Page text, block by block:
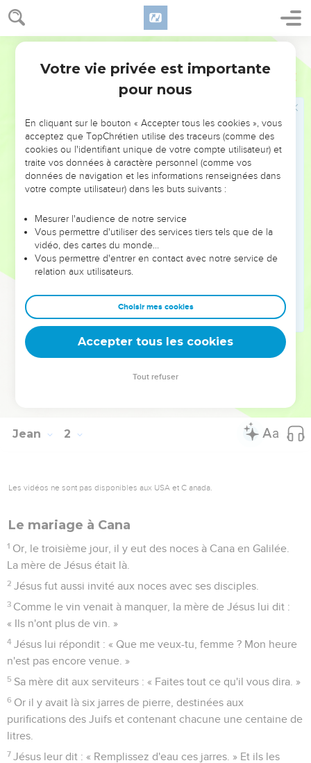
Jean 1
Philippe et Nathanaël
43 Le lendemain, Jésus décida de se rendre en Galilée. Il
Philippe était de Bethsaïda, la ville d'André et de Pierre.
Philippe rencontra Nathanaël et lui dit : « Nous avons
prophètes ont parlé : Jésus de Nazareth, fils de Joseph. »
Nathanaël lui dit : « Peut-il sortir quelque chose de bon de
Nazareth ? » Philippe lui répondit : « Viens et vois. »
Jésus vit Nathanaël s'approcher de lui et dit de lui : « Voici
« D'où me connais-tu ? » lui dit Nathanaël. Jésus lui
répondit : « Avant que Philippe t'appelle, quand tu étais sous
le figuier, je t'ai vu. »
49
roi d'Israël. »
Jésus lui répondit : « Parce que je t'ai dit que je t'ai vu
sous le figuier, tu crois ? Tu verras de plus grandes choses
que celles-ci. »
Il ajouta : « En vérité, en vérité, je vous le dis, vous verrez
Jean 2
Les vidéos ne sont pas disponibles aux USA et C anada.
Le mariage à Cana
1 Or, le troisième jour, il y eut des noces à Cana en Galilée.
La mère de Jésus était là.
2 Jésus fut aussi invité aux noces avec ses disciples.
3 Comme le vin venait à manquer, la mère de Jésus lui dit :
« Ils n'ont plus de vin. »
4 Jésus lui répondit : « Que me veux-tu, femme ? Mon heure
n'est pas encore venue. »
5 Sa mère dit aux serviteurs : « Faites tout ce qu'il vous dira. »
6 Or il y avait là six jarres de pierre, destinées aux
purifications des Juifs et contenant chacune une centaine de
litres.
7 Jésus leur dit : « Remplissez d'eau ces jarres. » Et ils les
Votre vie privée est importante
pour nous
En cliquant sur le bouton « Accepter tous les cookies », vous
acceptez que TopChrétien utilise des traceurs (comme des
cookies ou l'identifiant unique de votre compte utilisateur) et
traite vos données à caractère personnel (comme vos
données de navigation et les informations renseignées dans
votre compte utilisateur) dans les buts suivants :
Mesurer l'audience de notre service
Vous permettre d'utiliser des services tiers tels que de la
vidéo, des cartes du monde…
Vous permettre d'entrer en contact avec notre service de
relation aux utilisateurs.
Choisir mes cookies
Accepter tous les cookies
Tout refuser